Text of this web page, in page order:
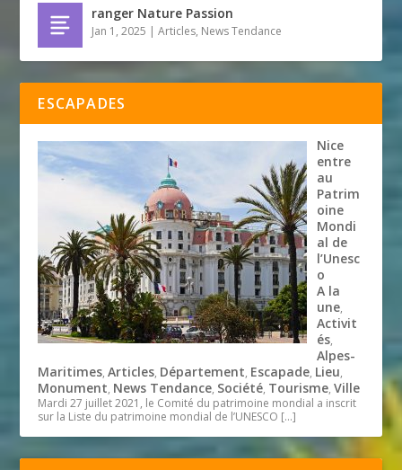
ranger Nature Passion
Jan 1, 2025 |Articles, News Tendance
ESCAPADES
Nice
entre
au
Patrim
oine
Mondi
al de
l’Unesc
o
A la
une,
Activit
és,
Alpes-
Maritimes,Articles, Département, Escapade, Lieu,
Monument, News Tendance, Société, Tourisme,Ville
Mardi 27 juillet 2021, le Comité du patrimoine mondial a inscrit
sur la Liste du patrimoine mondial de l’UNESCO […]